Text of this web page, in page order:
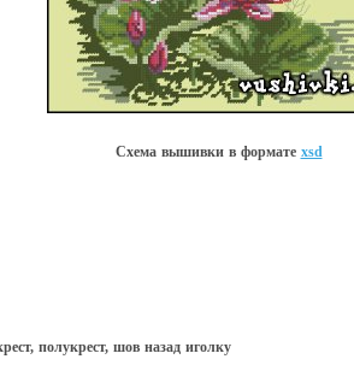
Схема вышивки в форматe xsd
полукрест, шов назад иголку